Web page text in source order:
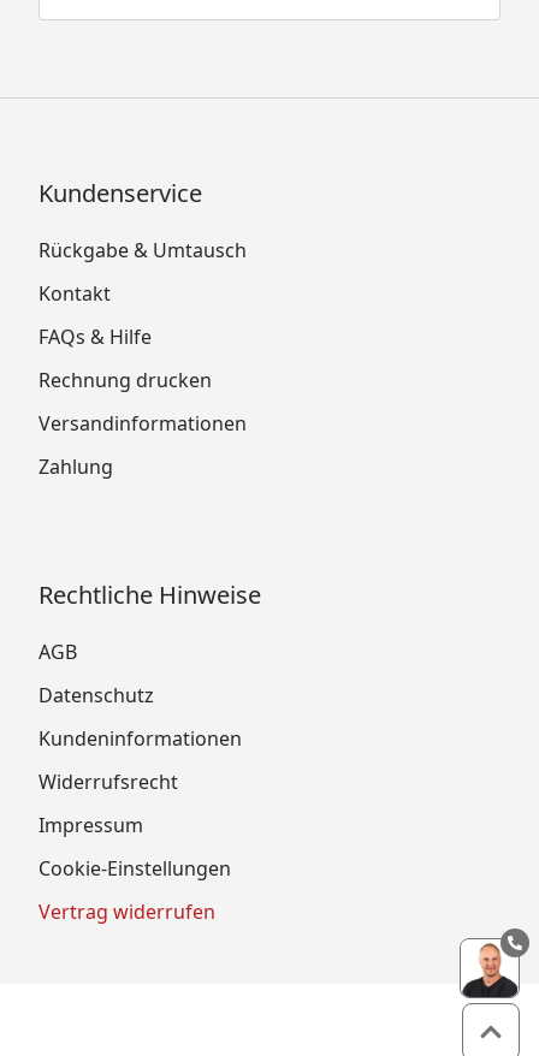
Kundenservice
Rückgabe & Umtausch
Kontakt
FAQs & Hilfe
Rechnung drucken
Versandinformationen
Zahlung
Rechtliche Hinweise
AGB
Datenschutz
Kundeninformationen
Widerrufsrecht
Impressum
Cookie-Einstellungen
Vertrag widerrufen